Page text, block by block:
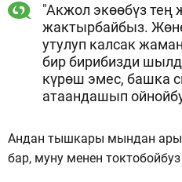
"Акжол экөөбүз тең
жактырбайбыз.
утулуп калсак
бир бирибизди
күрөш эмес, башка
атаандашып
Андан тышкары мындан
бар, муну менен